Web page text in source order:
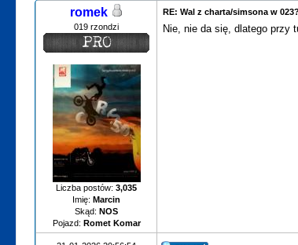
romek
019 rzondzi
Liczba postów:3,035
Imię: Marcin
Skąd: NOS
Pojazd: Romet Komar
RE: Wal z charta/simsona w 023?
Nie, nie da się, dlatego przy